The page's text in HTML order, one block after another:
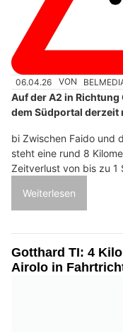
06.04.26 VON
Auf der A2 in
dem Südportal derzeit
bi Zwischen Faido und
steht eine rund 8
Zeitverlust von bis zu 1
Weiterlesen
Gotthard TI: 4
Airolo in